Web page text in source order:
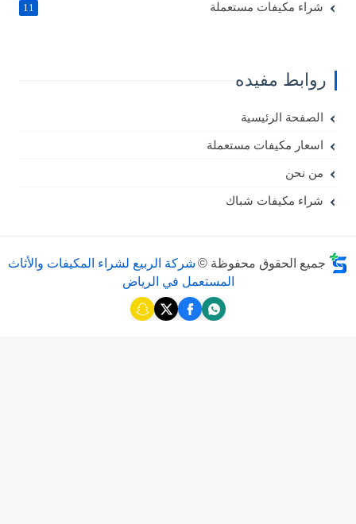
شراء مكيفات مستعملة
روابط مفيده
الصفحة الرئيسية
اسعار مكيفات مستعملة
من نحن
شراء مكيفات شباك
جميع الحقوق محفوظة © شركة الربيع لشراء المكيفات والأثاث
المستعمل في الرياض